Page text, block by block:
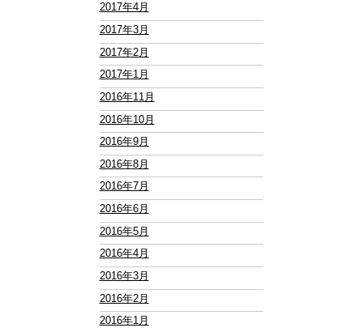
2017年4月
2017年3月
2017年2月
2017年1月
2016年11月
2016年10月
2016年9月
2016年8月
2016年7月
2016年6月
2016年5月
2016年4月
2016年3月
2016年2月
2016年1月